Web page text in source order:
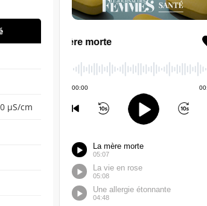
µS/cm